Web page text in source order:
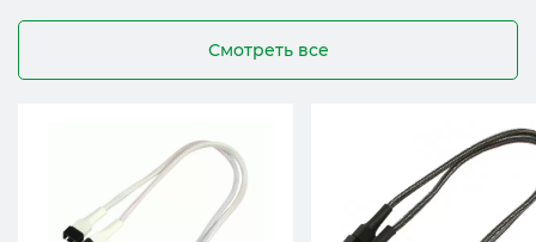
Смотреть все